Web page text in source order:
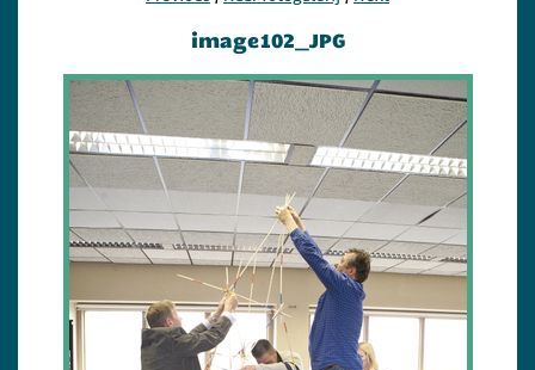
image102_JPG